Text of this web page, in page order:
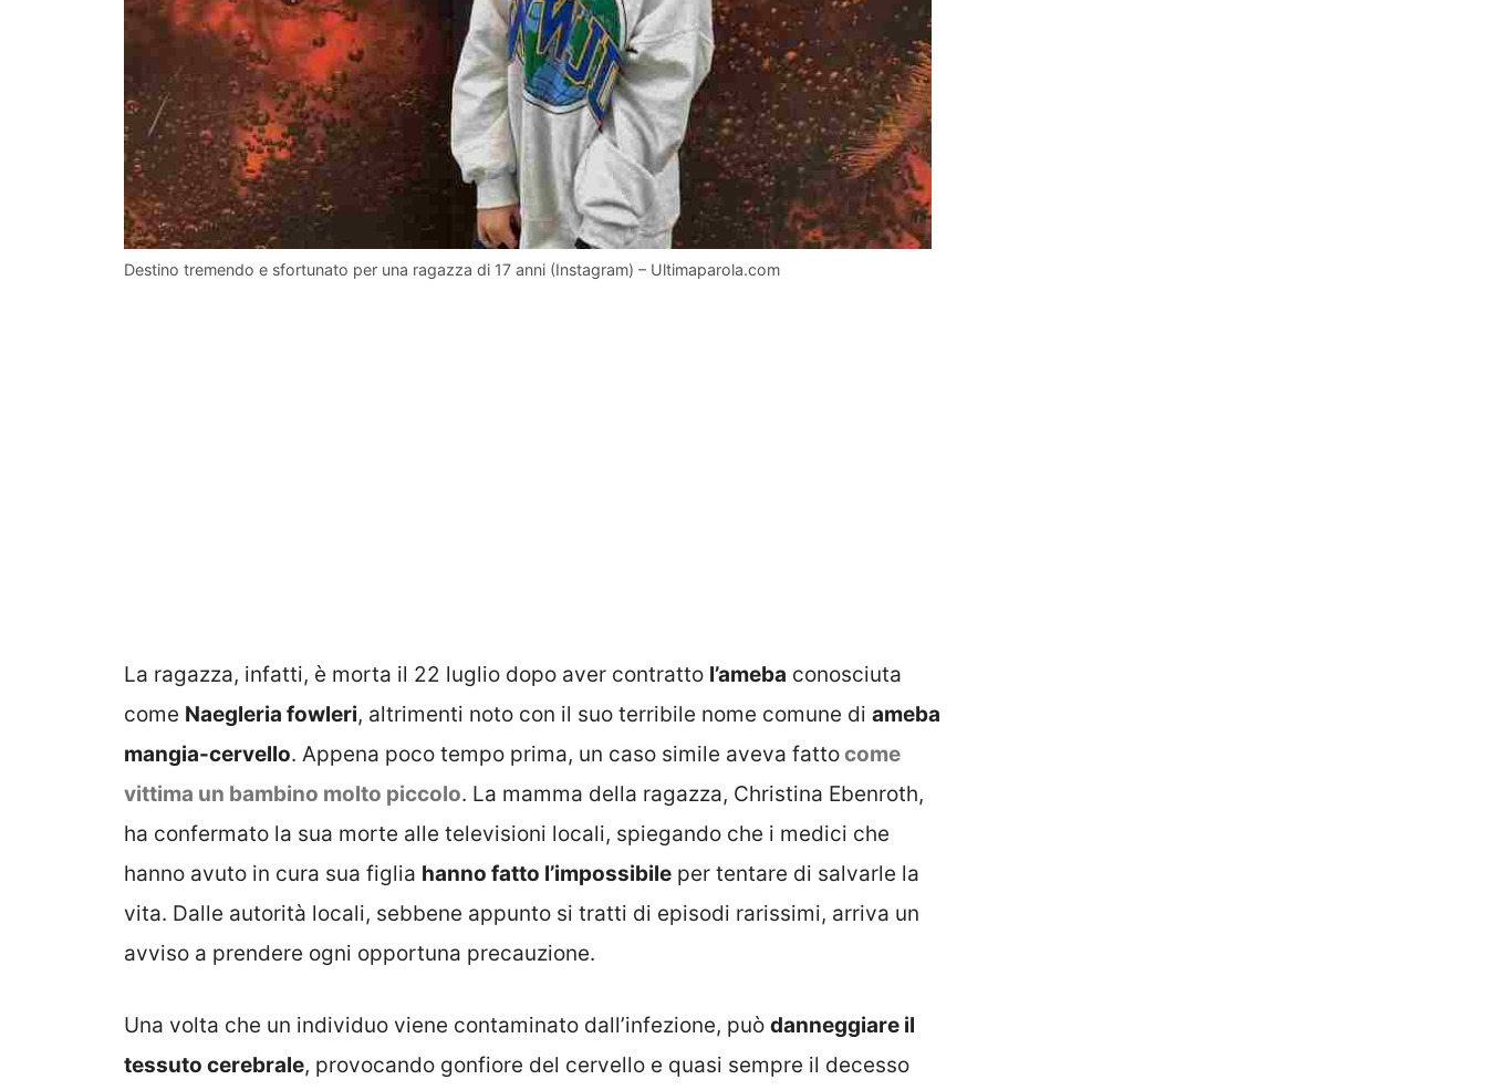
Destino tremendo e sfortunato per una ragazza di 17 anni (Instagram) – Ultimaparola.com
La ragazza, infatti, è morta il 22 luglio dopo aver contratto l’ameba conosciuta
come Naegleria fowleri, altrimenti noto con il suo terribile nome comune di ameba
mangia-cervello. Appena poco tempo prima, un caso simile aveva fattocome
vittima un bambino molto piccolo. La mamma della ragazza, Christina Ebenroth,
ha confermato la sua morte alle televisioni locali, spiegando che i medici che
hanno avuto in cura sua figlia hanno fatto l’impossibile per tentare di salvarle la
vita. Dalle autorità locali, sebbene appunto si tratti di episodi rarissimi, arriva un
avviso a prendere ogni opportuna precauzione.
Una volta che un individuo viene contaminato dall’infezione, può danneggiare il
tessuto cerebrale, provocando gonfiore del cervello e quasi sempre il decesso